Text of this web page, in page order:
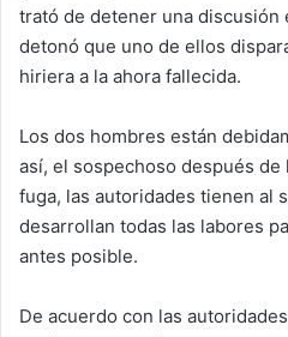
trató de detener una discusión
detonó que uno de ellos
hiriera a la ahora fallecida.
Los dos hombres están
así, el sospechoso después de
fuga, las autoridades tienen al
desarrollan todas las labores
antes posible.
De acuerdo con las